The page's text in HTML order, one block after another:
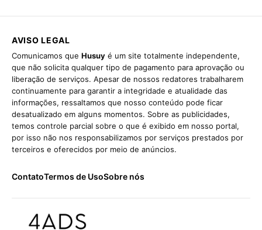
AVISO LEGAL
Comunicamos que Husuy é um site totalmente independente,
que não solicita qualquer tipo de pagamento para aprovação ou
liberação de serviços. Apesar de nossos redatores trabalharem
continuamente para garantir a integridade e atualidade das
informações, ressaltamos que nosso conteúdo pode ficar
desatualizado em alguns momentos. Sobre as publicidades,
temos controle parcial sobre o que é exibido em nosso portal,
por isso não nos responsabilizamos por serviços prestados por
terceiros e oferecidos por meio de anúncios.
ContatoTermos de UsoSobre nós